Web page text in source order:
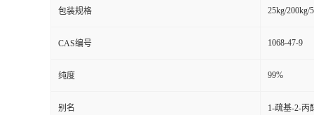
包装规格 25kg/200kg/
CAS编号 1068-47-9
纯度 99%
别名 1-疏基-2-丙